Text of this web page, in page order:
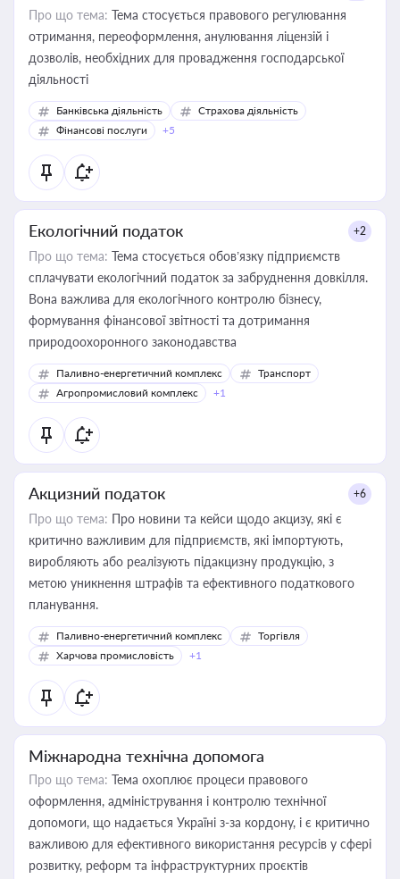
Про що тема: Тема стосується правового регулювання
отримання, переоформлення, анулювання ліцензій і
дозволів, необхідних для провадження господарської
діяльності
Банківська діяльність
Страхова діяльність
Фінансові послуги
+5
Екологічний податок +2
Про що тема: Тема стосується обов’язку підприємств
сплачувати екологічний податок за забруднення довкілля.
Вона важлива для екологічного контролю бізнесу,
формування фінансової звітності та дотримання
природоохоронного законодавства
Паливно-енергетичний комплекс
Транспорт
Агропромисловий комплекс
+1
Акцизний податок +6
Про що тема: Про новини та кейси щодо акцизу, які є
критично важливим для підприємств, які імпортують,
виробляють або реалізують підакцизну продукцію, з
метою уникнення штрафів та ефективного податкового
планування.
Паливно-енергетичний комплекс
Торгівля
Харчова промисловість
+1
Міжнародна технічна допомога
Про що тема: Тема охоплює процеси правового
оформлення, адміністрування і контролю технічної
допомоги, що надається Україні з-за кордону, і є критично
важливою для ефективного використання ресурсів у сфері
розвитку, реформ та інфраструктурних проєктів